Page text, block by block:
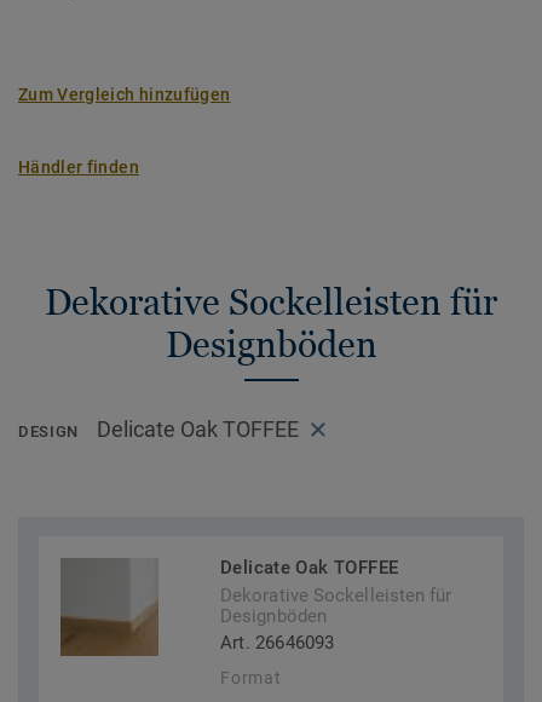
Zum Vergleich hinzufügen
Händler finden
Dekorative Sockelleisten für
Designböden
DESIGN Delicate Oak TOFFEE
Delicate Oak TOFFEE
Dekorative Sockelleisten für
Designböden
Art. 26646093
Format